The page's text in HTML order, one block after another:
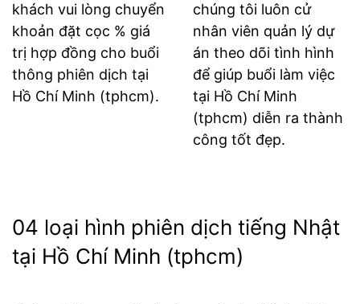
khách vui lòng chuyển
khoản đặt cọc % giá
trị hợp đồng cho buổi
thông phiên dịch tại
Hồ Chí Minh (tphcm).
chúng tôi luôn cử
nhân viên quản lý dự
án theo dõi tình hình
để giúp buổi làm việc
tại Hồ Chí Minh
(tphcm) diễn ra thành
công tốt đẹp.
04 loại hình phiên dịch tiếng Nhật
tại Hồ Chí Minh (tphcm)